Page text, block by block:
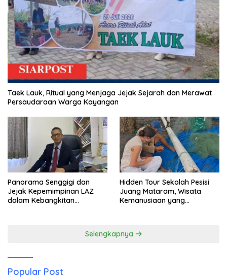
Taek Lauk, Ritual yang Menjaga Jejak Sejarah dan Merawat
Persaudaraan Warga Kayangan
Panorama Senggigi dan
Jejak Kepemimpinan LAZ
dalam Kebangkitan
Hidden Tour Sekolah Pesisi
Juang Mataram, Wisata
Kemanusiaan yang
Selengkapnya
Popular Post